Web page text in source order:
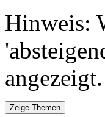
Hinweis:
angezeigt.